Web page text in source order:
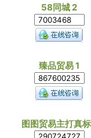
58同城 2
臻品贸易 1
图图贸易主打真